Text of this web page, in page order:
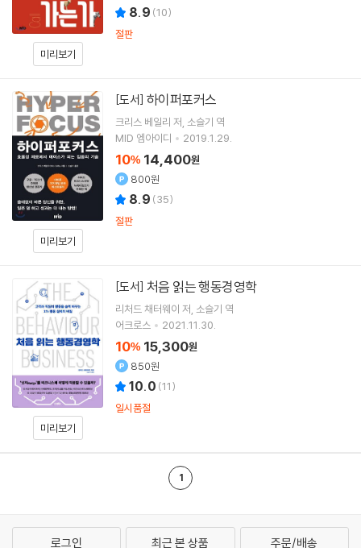
미리보기
8.9 (10)
절판
미리보기
[도서] 하이퍼포커스
크리스 베일리 저 소슬기 역
MID 엠아이디
2019.1.29.
10% 14,400원
800원
8.9 (35)
절판
미리보기
[도서] 처음 읽는 행동경영학
리처드 채터웨이 저 소슬기 역
어크로스
2021.11.30.
10% 15,300원
850원
10.0 (11)
일시품절
1
로그인 최근 본 상품 주문/배송